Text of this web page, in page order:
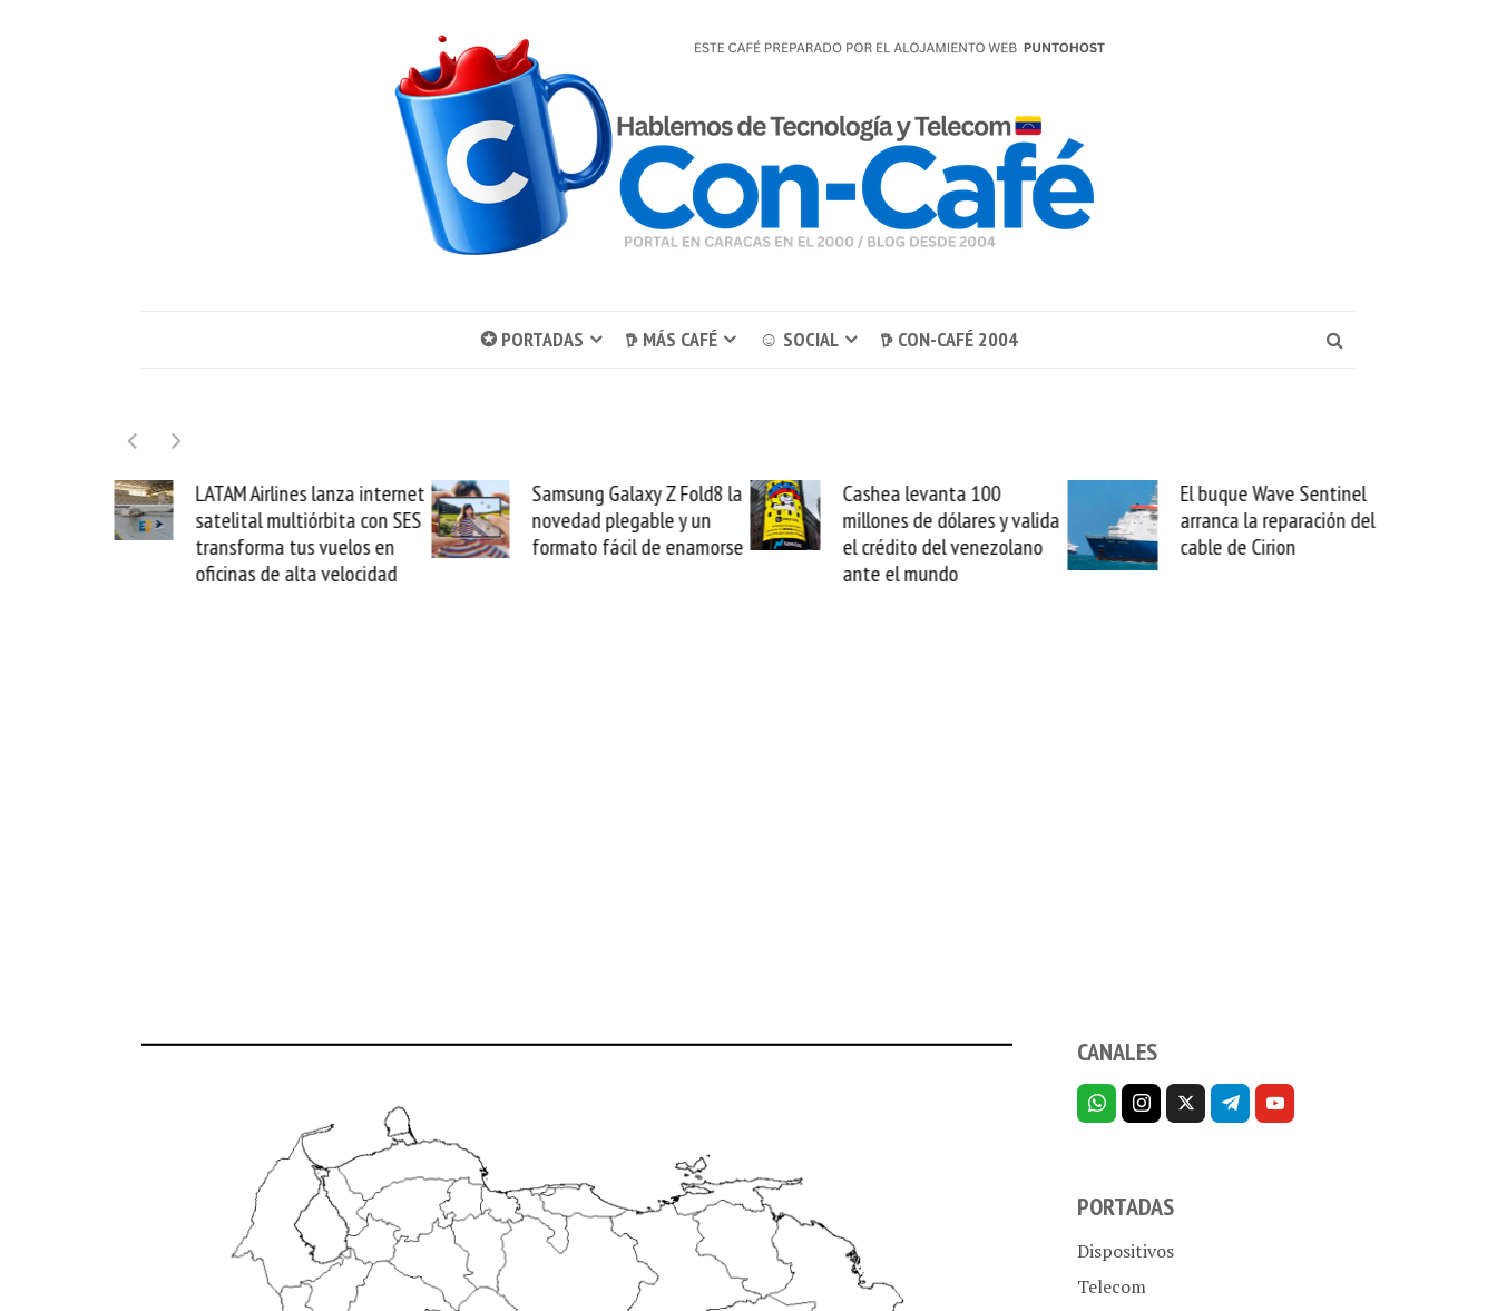
✪ PORTADAS 𖠚 MÁS CAFÉ ☺ SOCIAL 𖠚 CON-CAFÉ 2004
Airlines lanza internet
multiórbita con SES
tus vuelos en
Samsung Galaxy Z Fold8 la
novedad plegable y un
formato fácil de enamorse
Cashea levanta 100
millones de dólares y valida
el crédito del venezolano
El buque Wave Sentinel
arranca la reparación del
cable de Cirion
Uber se lleva PedidosYa y
sabemos todo lo que puede
mejorar tecnológicamente
CANALES
PORTADAS
Dispositivos
Telecom